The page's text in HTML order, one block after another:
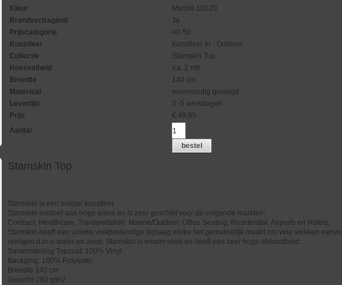
Kleur
Marble 10120
Brandvertragend
Ja
Prijscategorie
40-50
Kunstleer
Kunstleer In - Outdoor
Collectie
Stamskin Top
Hoeveelheid
v.a. 2 mtr.
Breedte
140 cm
Materiaal
meervoudig gelaagd
Levertijd
3 -5 werkdagen
Prijs
€ 49,95
Aantal
bestel
Stamskin Top
Stamskin is een soepel kunstleer.
Stamskin voldoet aan hoge eisen en is zeer geschikt voor de volgende markten;
Contract, Healthcare, Transportation, Marine/Outdoor, Office Seating, Residential, Airports en Hotels.
Stamskin heeft een unieke vlekbestendige toplaag welke het gemakkelijk maakt om vele vlekken
reinigen d.m.v. water en zeep. Stamskin is enorm sterk en heeft een zeer hoge slijtvastheid.
Samenstelling Topcoat: 100% Vinyl
Backging: 100% Polyester
Breedte 140 cm
Gewicht 780 g/m2